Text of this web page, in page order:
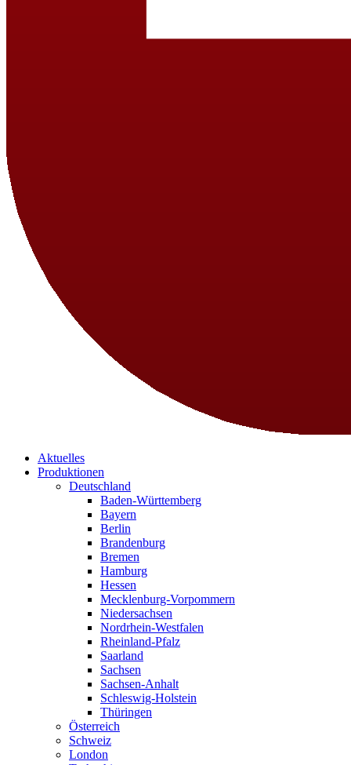
Aktuelles
Produktionen
Deutschland
Baden-Württemberg
Bayern
Berlin
Brandenburg
Bremen
Hamburg
Hessen
Mecklenburg-Vorpommern
Niedersachsen
Nordrhein-Westfalen
Rheinland-Pfalz
Saarland
Sachsen
Sachsen-Anhalt
Schleswig-Holstein
Thüringen
Österreich
Schweiz
London